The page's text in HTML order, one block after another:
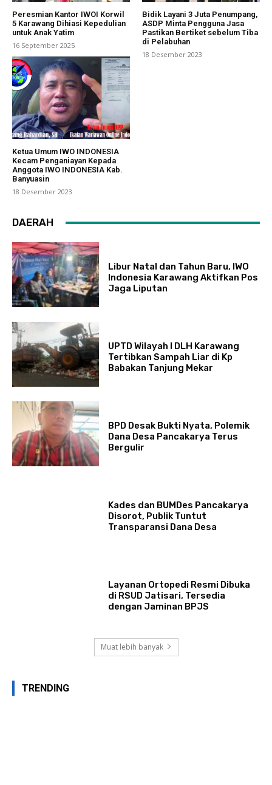
Peresmian Kantor IWOI Korwil
5 Karawang Dihiasi Kepedulian
untuk Anak Yatim
16 September 2025
Bidik Layani 3 Juta Penumpang,
ASDP Minta Pengguna Jasa
Pastikan Bertiket sebelum Tiba
di Pelabuhan
18 Desember 2023
Ketua Umum IWO INDONESIA
Kecam Penganiayan Kepada
Anggota IWO INDONESIA Kab.
Banyuasin
18 Desember 2023
DAERAH
Libur Natal dan Tahun Baru, IWO
Indonesia Karawang Aktifkan Pos
Jaga Liputan
UPTD Wilayah I DLH Karawang
Tertibkan Sampah Liar di Kp
Babakan Tanjung Mekar
BPD Desak Bukti Nyata, Polemik
Dana Desa Pancakarya Terus
Bergulir
Kades dan BUMDes Pancakarya
Disorot, Publik Tuntut
Transparansi Dana Desa
Layanan Ortopedi Resmi Dibuka
di RSUD Jatisari, Tersedia
dengan Jaminan BPJS
Muat lebih banyak
TRENDING